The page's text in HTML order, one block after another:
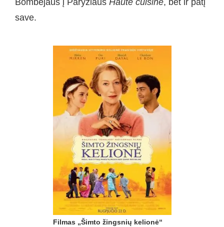
save.
Filmas „Šimto žingsnių kelionė“